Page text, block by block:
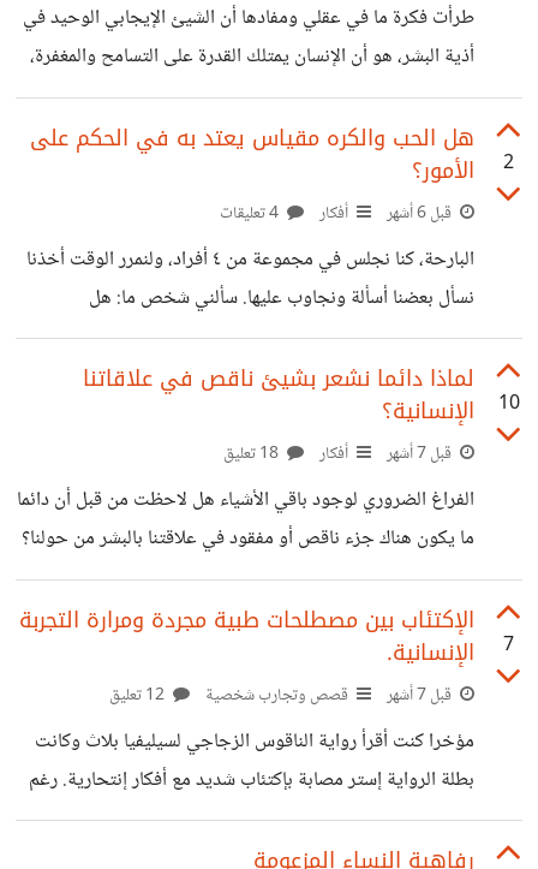
بالإرادة، أم الإيمان، أم الجهل؟ ما الذي يجعل البشر يتمسكون
بالحياة،
طرأت فكرة ما في عقلي ومفادها أن الشيئ الإيجابي الوحيد في
أذية البشر، هو أن الإنسان يمتلك القدرة على التسامح والمغفرة،
أو الإنتقام والقصاص، وفي جميع الحالات، فالإنسان حتى إن لم
يسامح أو يقتص، مازال بإستطاعته الدفاع عن نفسه، أو توجيه
اللوم لمن آذاه. على عكس باقي الكائنات، فنحن عندما نؤذي
صديق لنا مثلا، نعتذر، ليتقبل إعتذارنا، وكأن أخطائنا أصبحت
مغفورة، وكأننا أصلحنا ما أفسدناه ولكن ماذا إن لم يمتلك صديقنا
هذا، العقل، أو القدرة على الحكم على الأمور؟ بالتالي
2
هل الحب والكره مقياس يعتد به في الحكم على
الأمور؟
قبل 6 أشهر أفكار
البارحة، كنا نجلس في مجموعة من ٤ أفراد، ولنمرر الوقت أخذنا
نسأل بعضنا أسألة ونجاوب عليها. سألني شخص ما: هل
تستطيعين تمييز ما تحبينه وما تكرهينه؟! أجبت ببساطة نعم.
ولكنني عندما أفكر في الأمر الأن أدرك أنني قد أميز ما أكرهه
وما أحبه، ولكن عند التفكير في الكلمتين ، أجدهم لا يعنون لي
شيئا. ففي النهاية أُحرم مما أحب، وأُرغم على ما أكره، لذا فحبي
وكرهي لا يعتد بهم كثيرا، بالتالي لا أستخدمهم بشكل كبير في
تقييم شعوري تجاه الأشياء،
10
لماذا دائما نشعر بشيئ ناقص في علاقاتنا
الإنسانية؟
قبل 7 أشهر أفكار
الفراغ الضروري لوجود باقي الأشياء هل لاحظت من قبل أن دائما
ما يكون هناك جزء ناقص أو مفقود في علاقتنا بالبشر من حولنا؟
مهما كانت درجة القرب، والحب، والشفافية في العلاقة. حتى لو
حاولنا إمتصاص الأخر كليا دائما ما سيكون ذلك الإمتصاص غير
مكتمل هناك شيئ ما صغيرا أو كبير لا يمكننا معرفته لا يمكننا
فهمه لا يمكننا لمسه أو الوصول إليه قد يكون جزء مهم جدا
بالنسبة لنا وعدم وجوده يؤرقنا و يهدد علاقاتنا بشكل واضح لربما
تنتهي العلاقة
7
الإكتئاب بين مصطلحات طبية مجردة ومرارة التجربة
الإنسانية.
قبل 7 أشهر قصص وتجارب شخصية
مؤخرا كنت أقرأ رواية الناقوس الزجاجي لسيليفيا بلاث وكانت
بطلة الرواية إستر مصابة بإكتئاب شديد مع أفكار إنتحارية. رغم
أنه لا توجد كلمة واحدة حتى الأن في الرواية تخبرني بصراحة
إصابة استر بالإكتئاب، إلا أنني أعرف روح الإكتئاب فعلا، أدركت